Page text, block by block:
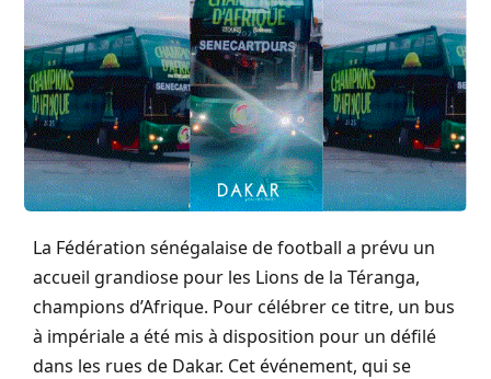
La Fédération sénégalaise de football a prévu un
accueil grandiose pour les Lions de la Téranga,
champions d’Afrique. Pour célébrer ce titre, un bus
à impériale a été mis à disposition pour un défilé
dans les rues de Dakar. Cet événement, qui se